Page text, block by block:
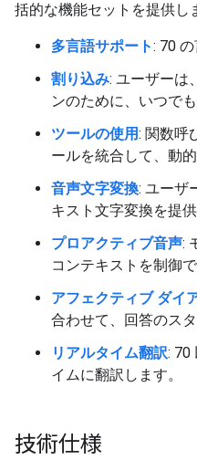
括的な機能セットを提供し
多言語サポート: 70
割り込み: ユーザーは
ンのために、いつで
ツールの使用: 関数呼
ールを統合して、動
音声文字変換: ユーザ
キスト文字変換を提供
プロアクティブ音声:
コンテキストを制御で
アフェクティブ ダイ
合わせて、回答のス
リアルタイム翻訳: 70
イムに翻訳します。
技術仕様